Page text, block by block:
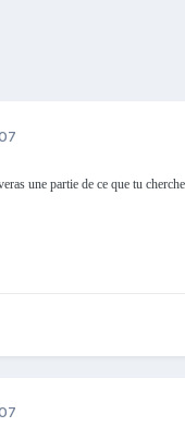
une partie de ce que tu